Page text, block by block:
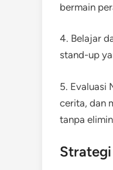
bermain
4. Belajar
stand-up
5. Evaluasi
cerita, dan
tanpa